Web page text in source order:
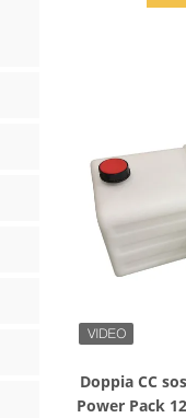
Doppia CC
Power Pack